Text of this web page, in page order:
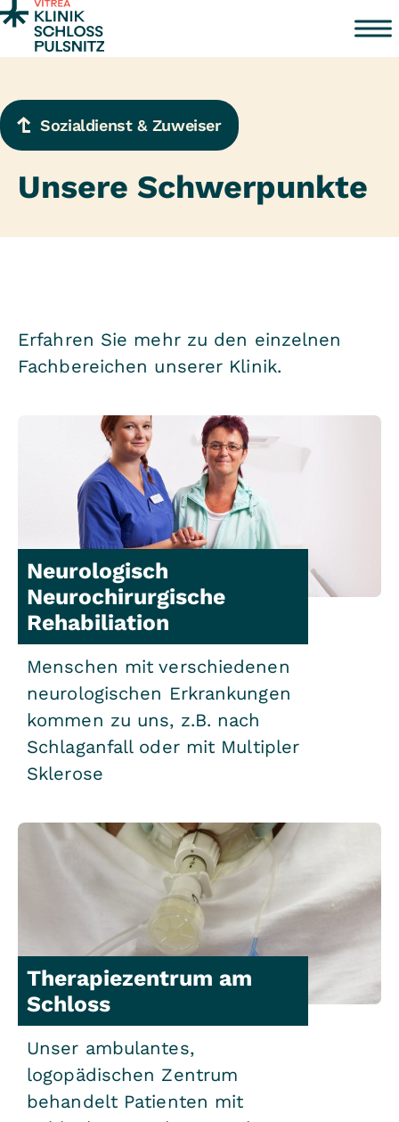
Zum Inhalt springen
Sozialdienst & Zuweiser
Unsere Schwerpunkte
Erfahren Sie mehr zu den einzelnen
Fachbereichen unserer Klinik.
Neurologisch
Neurochirurgische
Rehabiliation
Menschen mit verschiedenen
neurologischen Erkrankungen
kommen zu uns, z.B. nach
Schlaganfall oder mit Multipler
Sklerose
Therapiezentrum am
Schloss
Unser ambulantes,
logopädischen Zentrum
behandelt Patienten mit